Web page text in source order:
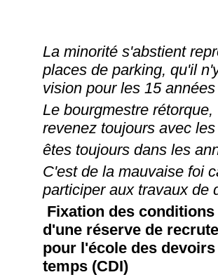
La minorité s'abstient
places de parking, qu'il
vision pour les 15
Le bourgmestre
revenez toujours avec
êtes toujours dans les
C'est de la mauvaise foi
participer aux travaux de
Fixation des
d'une réserve de
pour l'école des
temps (CDI)